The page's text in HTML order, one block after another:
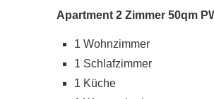
Apartment 2 Zimmer 50qm
1 Wohnzimmer
1 Schlafzimmer
1 Küche